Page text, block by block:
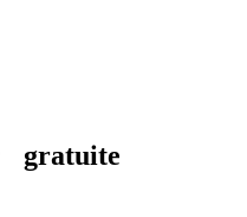
gratuite